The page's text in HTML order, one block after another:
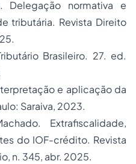
Delegação normativa e
tributária. Revista Direito
Brasileiro. 27. ed.
e aplicação da
Saraiva, 2023.
Extrafiscalidade,
do IOF-crédito. Revista
, n. 345, abr. 2025.